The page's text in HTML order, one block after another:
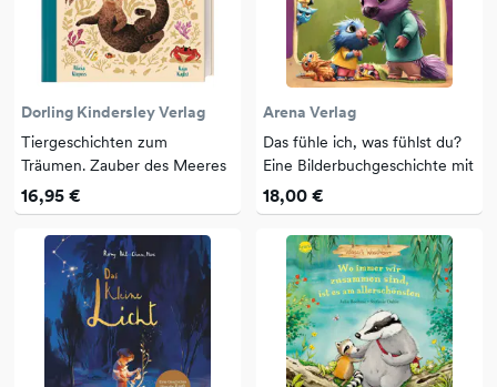
Dorling Kindersley Verlag
Tiergeschichten zum
Träumen. Zauber des Meeres
16,95 €
Arena Verlag
Das fühle ich, was fühlst du?
Eine Bilderbuchgeschichte mit
18,00 €